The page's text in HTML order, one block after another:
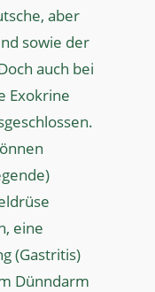
aber
sowie der
auch bei
Exokrine
eine
(Gastritis)
Dünndarm